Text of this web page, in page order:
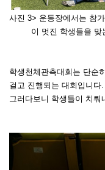
사진 3> 운동장에서는 참
이 멋진 학생들을 맞는
학생천체관측대회는 단순
걸고 진행되는 대회입니다.
그러다보니 학생들이 치뤄